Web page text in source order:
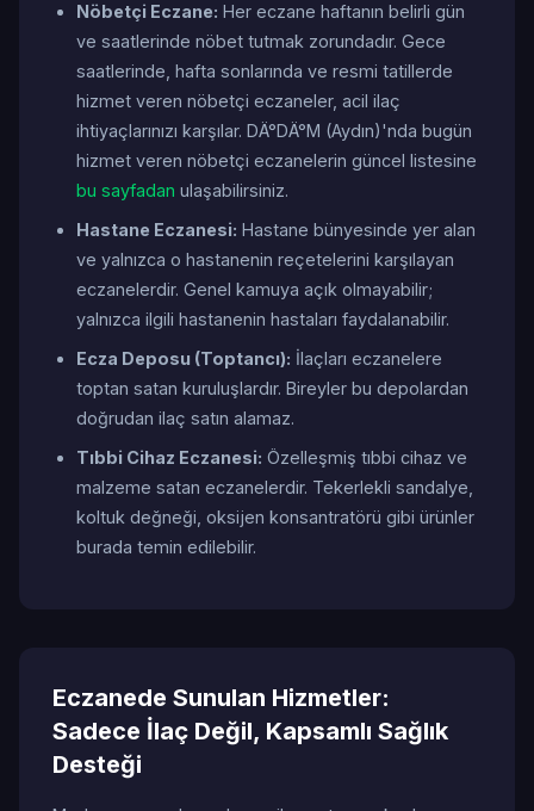
Nöbetçi Eczane: Her eczane haftanın belirli gün
ve saatlerinde nöbet tutmak zorundadır. Gece
saatlerinde, hafta sonlarında ve resmi tatillerde
hizmet veren nöbetçi eczaneler, acil ilaç
ihtiyaçlarınızı karşılar. DÄ°DÄ°M (Aydın)'nda bugün
hizmet veren nöbetçi eczanelerin güncel listesine
bu sayfadan ulaşabilirsiniz.
Hastane Eczanesi: Hastane bünyesinde yer alan
ve yalnızca o hastanenin reçetelerini karşılayan
eczanelerdir. Genel kamuya açık olmayabilir;
yalnızca ilgili hastanenin hastaları faydalanabilir.
Ecza Deposu (Toptancı): İlaçları eczanelere
toptan satan kuruluşlardır. Bireyler bu depolardan
doğrudan ilaç satın alamaz.
Tıbbi Cihaz Eczanesi: Özelleşmiş tıbbi cihaz ve
malzeme satan eczanelerdir. Tekerlekli sandalye,
koltuk değneği, oksijen konsantratörü gibi ürünler
burada temin edilebilir.
Eczanede Sunulan Hizmetler:
Sadece İlaç Değil, Kapsamlı Sağlık
Desteği